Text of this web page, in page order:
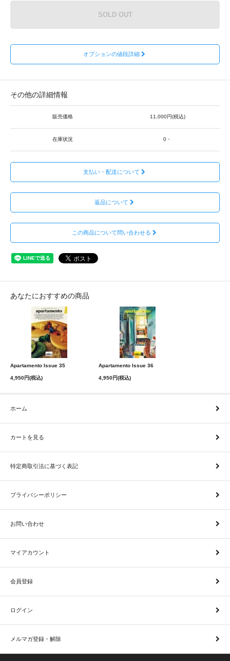
SOLD OUT
オプションの値段詳細
その他の詳細情報
販売価格 11,000円(税込)
在庫状況 0・
支払い・配送について
返品について
この商品について問い合わせる
あなたにおすすめの商品
Apartamento Issue 35
4,950円(税込)
Apartamento Issue 36
4,950円(税込)
ホーム
カートを見る
特定商取引法に基づく表記
プライバシーポリシー
お問い合わせ
マイアカウント
会員登録
ログイン
メルマガ登録・解除